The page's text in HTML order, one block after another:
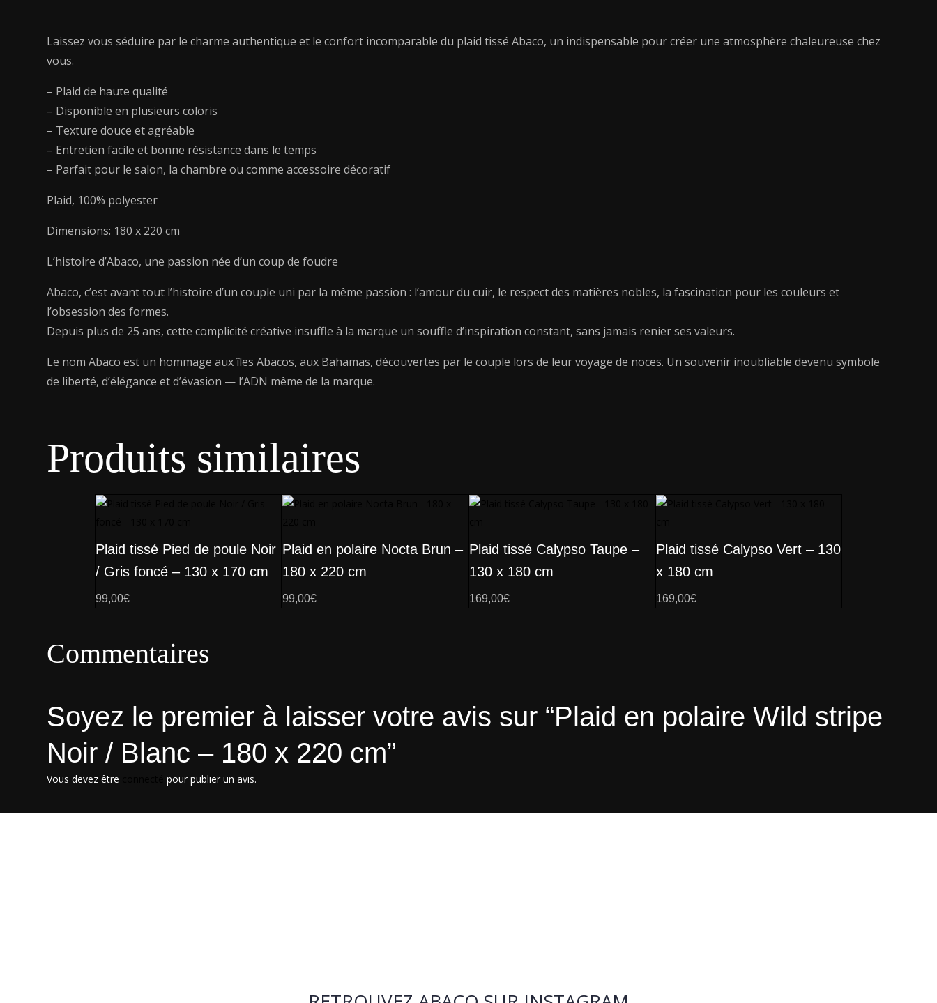
220
Laissez vous séduire par le charme authentique et le confort incomparable du plaid tissé Abaco, un indispensable pour créer une atmosphère chaleureuse chez
vous.
– Plaid de haute qualité
– Disponible en plusieurs coloris
– Texture douce et agréable
– Entretien facile et bonne résistance dans le temps
– Parfait pour le salon, la chambre ou comme accessoire décoratif
Plaid, 100% polyester
Dimensions: 180 x 220 cm
L’histoire d’Abaco, une passion née d’un coup de foudre
Abaco, c’est avant tout l’histoire d’un couple uni par la même passion : l’amour du cuir, le respect des matières nobles, la fascination pour les couleurs et
l’obsession des formes.
Depuis plus de 25 ans, cette complicité créative insuffle à la marque un souffle d’inspiration constant, sans jamais renier ses valeurs.
Le nom Abaco est un hommage aux îles Abacos, aux Bahamas, découvertes par le couple lors de leur voyage de noces. Un souvenir inoubliable devenu symbole
de liberté, d’élégance et d’évasion — l’ADN même de la marque.
Produits similaires
Plaid tissé Pied de poule Noir
/ Gris foncé – 130 x 170 cm
99,00€
Plaid en polaire Nocta Brun –
180 x 220 cm
99,00€
Plaid tissé Calypso Taupe –
130 x 180 cm
169,00€
Plaid tissé Calypso Vert – 130
x 180 cm
169,00€
Commentaires
Soyez le premier à laisser votre avis sur “Plaid en polaire Wild stripe
Noir / Blanc – 180 x 220 cm”
Vous devez être pour publier un avis.